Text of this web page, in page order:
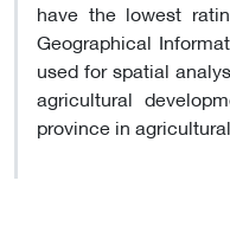
have the lowest
Geographical
used for spatial
agricultural
province in